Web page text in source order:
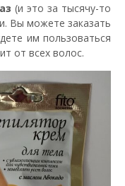
(и это за тысячу-то
Вы можете заказать
им пользоваться
от всех волос.